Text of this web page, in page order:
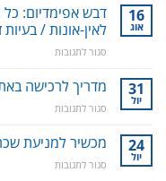
לשטיפה
דנטלית:
ניקוי
שיניים,
וחלל
–
עששת,
דלקות
16
אוג
דבש אפימדיום:
לאין-אונות /
סגור לתגובותעל
אפימדיום:
מה
לדעת!
טבעי
31
יול
מדריך לרכישה באתר
סגור לתגובותעל
לרכישה
24
יול
מכשיר למניעת
סגור לתגובותעל